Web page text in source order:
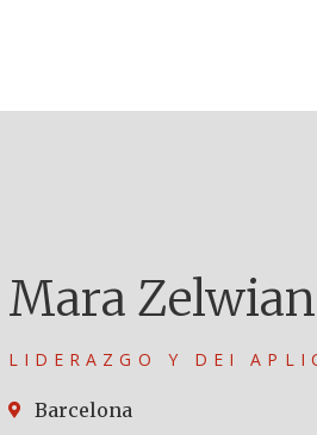
Mara
LIDERAZGO Y DEI
Barcelona